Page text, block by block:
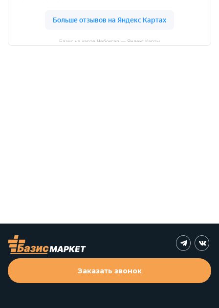
Базис на карте Чебоксар — Яндекс Карты
Заказать звонок